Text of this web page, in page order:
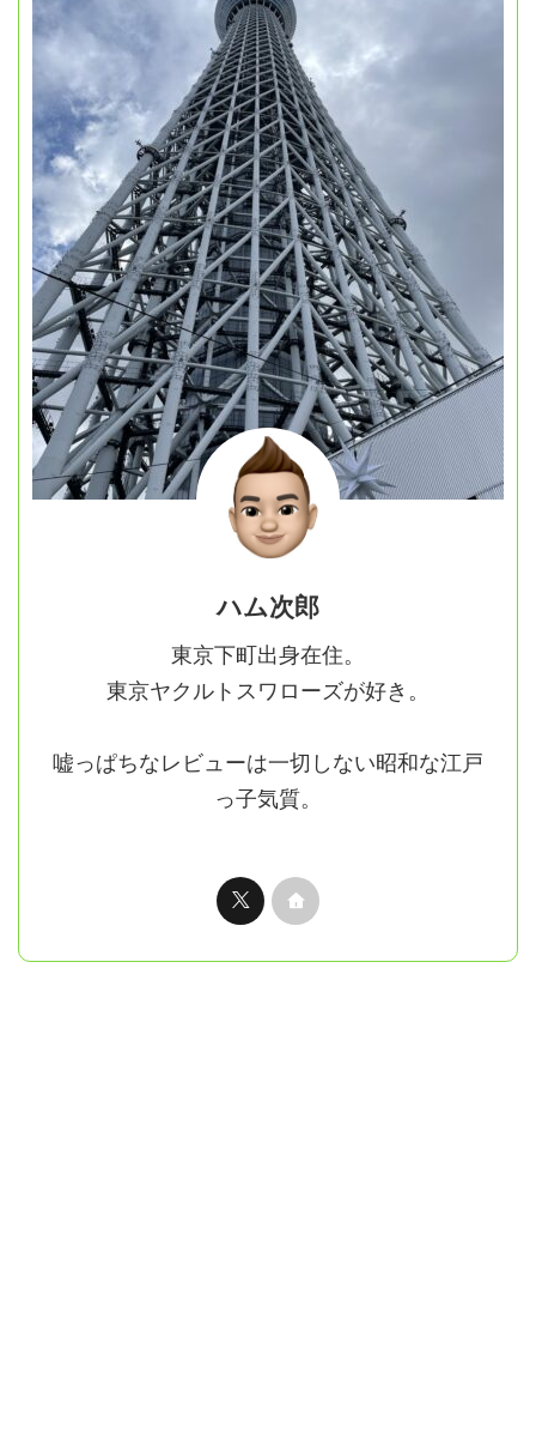
ハム次郎
東京下町出身在住。
東京ヤクルトスワローズが好き。
嘘っぱちなレビューは一切しない昭和な江戸
っ子気質。